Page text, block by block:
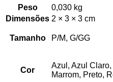
Peso
0,030 kg
Dimensões 2 × 3 × 3 cm
Tamanho P/M, G/GG
Cor
Azul, Azul
Marrom, Preto,